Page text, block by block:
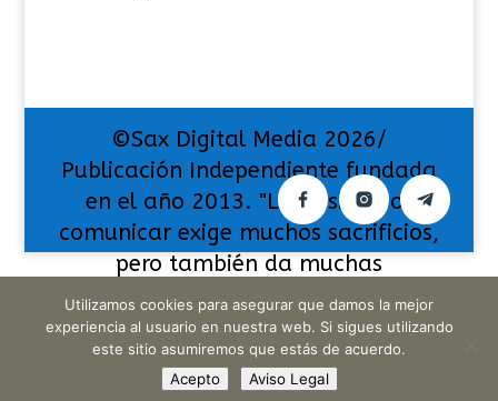
©Sax Digital Media 2026/
Publicación Independiente fundada
en el año 2013. "La pasión por
comunicar exige muchos sacrificios,
pero también da muchas
satisfacciones".
Utilizamos cookies para asegurar que damos la mejor
experiencia al usuario en nuestra web. Si sigues utilizando
este sitio asumiremos que estás de acuerdo.
Acepto
Aviso Legal